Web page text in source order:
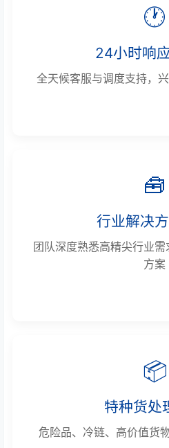
🕐
24小时响
全天候客服与调度支持，
🧰
行业解决
团队深度熟悉高精尖行业
方案
📦
特种货处
危险品、冷链、高价值货